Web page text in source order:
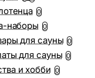
0
наборы 0
для сауны 0
для сауны 0
и хобби 0